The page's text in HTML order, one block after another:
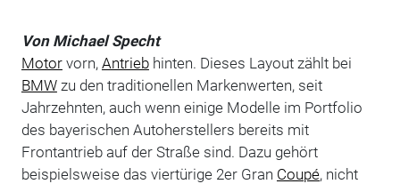
Von Michael Specht
Motorvorn, Antriebhinten. Dieses Layout zählt bei
BMWzu den traditionellen Markenwerten, seit
Jahrzehnten, auch wenn einige Modelle im Portfolio
des bayerischen Autoherstellers bereits mit
Frontantrieb auf der Straße sind. Dazu gehört
beispielsweise das viertürige 2er Gran Coupé, nicht